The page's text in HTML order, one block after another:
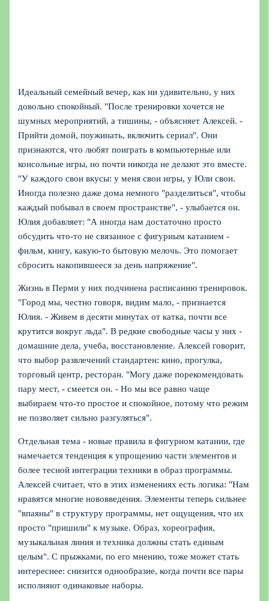
Идеальный семейный вечер, как ни удивительно, у них
довольно спокойный. "После тренировки хочется не
шумных мероприятий, а тишины, - объясняет Алексей. -
Прийти домой, поужинать, включить сериал". Они
признаются, что любят поиграть в компьютерные или
консольные игры, но почти никогда не делают это вместе.
"У каждого свои вкусы: у меня свои игры, у Юли свои.
Иногда полезно даже дома немного "разделиться", чтобы
каждый побывал в своем пространстве", - улыбается он.
Юлия добавляет: "А иногда нам достаточно просто
обсудить что-то не связанное с фигурным катанием -
фильм, книгу, какую-то бытовую мелочь. Это помогает
сбросить накопившееся за день напряжение".
Жизнь в Перми у них подчинена расписанию тренировок.
"Город мы, честно говоря, видим мало, - признается
Юлия. - Живем в десяти минутах от катка, почти все
крутится вокруг льда". В редкие свободные часы у них -
домашние дела, учеба, восстановление. Алексей говорит,
что выбор развлечений стандартен: кино, прогулка,
торговый центр, ресторан. "Могу даже порекомендовать
пару мест, - смеется он. - Но мы все равно чаще
выбираем что-то простое и спокойное, потому что режим
не позволяет сильно разгуляться".
Отдельная тема - новые правила в фигурном катании, где
намечается тенденция к упрощению части элементов и
более тесной интеграции техники в образ программы.
Алексей считает, что в этих изменениях есть логика: "Нам
нравятся многие нововведения. Элементы теперь сильнее
"впаяны" в структуру программы, нет ощущения, что их
просто "пришили" к музыке. Образ, хореография,
музыкальная линия и техника должны стать единым
целым". С прыжками, по его мнению, тоже может стать
интереснее: снизится однообразие, когда почти все пары
исполняют одинаковые наборы.